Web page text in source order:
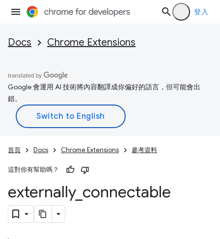
登入
Docs Chrome Extensions
Google 會運用 AI 技術將內容翻譯成你偏好的語言，但可能會出
錯。
首頁 Docs Chrome Extensions 參考資料
這對你有幫助嗎？
externally_ connectable